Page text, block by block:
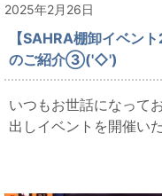
2025年2月26日
【SAHRA棚卸イベン
のご紹介③('◇')ゞ
いつもお世話になって
出しイベントを開催い